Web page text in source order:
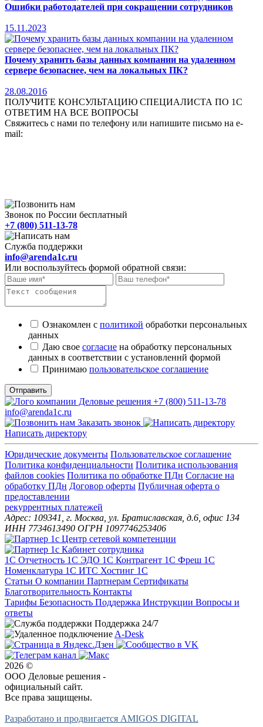
Ошибки работодателей при сокращении сотрудников
15.11.2023
Почему хранить базы данных компании на удаленном
сервере безопаснее, чем на локальных ПК?
28.08.2016
ПОЛУЧИТЕ КОНСУЛЬТАЦИЮ СПЕЦИАЛИСТА ПО 1С
ОТВЕТИМ НА ВСЕ ВОПРОСЫ
Свяжитесь с нами по телефону или напишите письмо на e-
mail:
Звонок по России бесплатный
+7 (800) 511-13-78
Служба поддержки
info@arenda1c.ru
Или воспользуйтесь формой обратной связи:
Ознакомлен с политикой обработки персональных
данных
Даю свое согласие на обработку персональных
данных в соответствии с установленнй формой
Принимаю пользовательское соглашение
Отправить
+7 (800) 511-13-78
info@arenda1c.ru
Заказать звонок
Написать директору
Юридические документы Пользовательское соглашение
Политика конфиденциальности Политика использования
файлов cookies Политика по обработке ПДн Cогласие на
обработку ПДн Договор оферты Публичная оферта о
предоставлении
рекуррентных платежей
Адрес: 109341, г. Москва, ул. Братиславская, д.6, офис 134
ИНН 7734613490 ОГРН 1097746253406
1С Отчетность 1С ЭДО 1С Контрагент 1С Фреш 1С
Номенклатура 1С ИТС Хостинг 1С
Статьи О компании Партнерам Сертификаты
Благотворительность Контакты
Тарифы Безопасность Поддержка Инструкции Вопросы и
ответы
Поддержка 24/7
A-Desk
2026 ©
ООО Деловые решения -
официальный сайт.
Все права защищены.
Разработано и продвигается AMIGOS DIGITAL